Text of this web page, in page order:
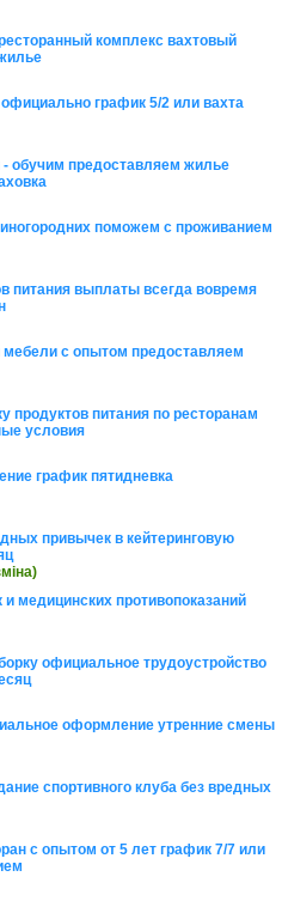
комплекс вахтовый
график 5/2 или вахта
обучим предоставляем жилье
поможем с проживанием
питания выплаты всегда вовремя
мебели с опытом предоставляем
продуктов питания по ресторанам
условия
график пятидневка
привычек в кейтеринговую
медицинских противопоказаний
официальное трудоустройство
оформление утренние смены
спортивного клуба без вредных
с опытом от 5 лет график 7/7 или